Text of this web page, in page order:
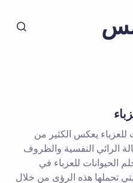
للعزباء يعكس الكثير من
الرائي النفسية والظروف
الحيوانات للعزباء في
تحملها هذه الرؤى من خلال